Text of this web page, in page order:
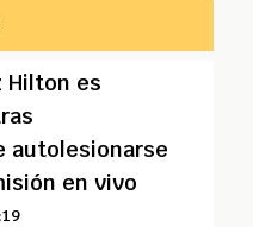
Hilton es
autolesionarse
en vivo